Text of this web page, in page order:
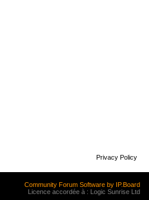
Privacy Policy
Community Forum Software by IP.Board
Licence accordée à : Logic Sunrise Ltd